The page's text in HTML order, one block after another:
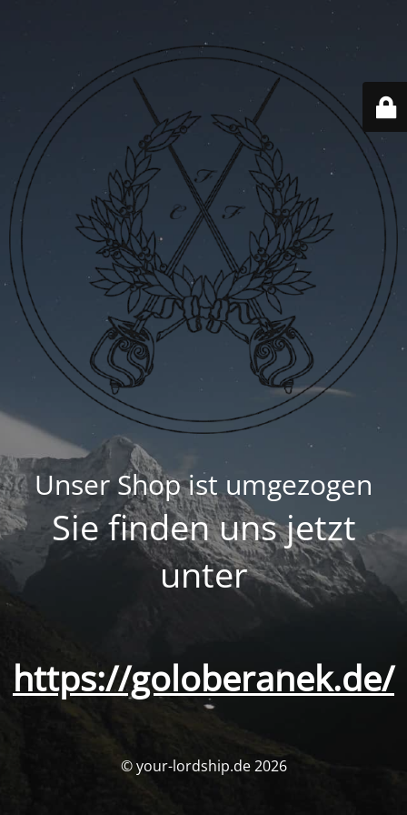
Unser Shop ist umgezogen
Sie finden uns jetzt
unter
https://goloberanek.de/
© your-lordship.de 2026